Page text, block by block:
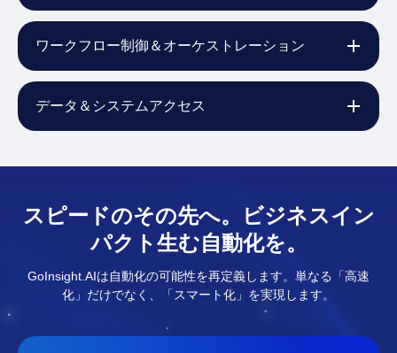
ワークフロー制御＆オーケストレーション
データ＆システムアクセス
スピードのその先へ。ビジネスイン
パクト生む自動化を。
GoInsight.AIは自動化の可能性を再定義します。単なる「高速
化」だけでなく、「スマート化」を実現します。